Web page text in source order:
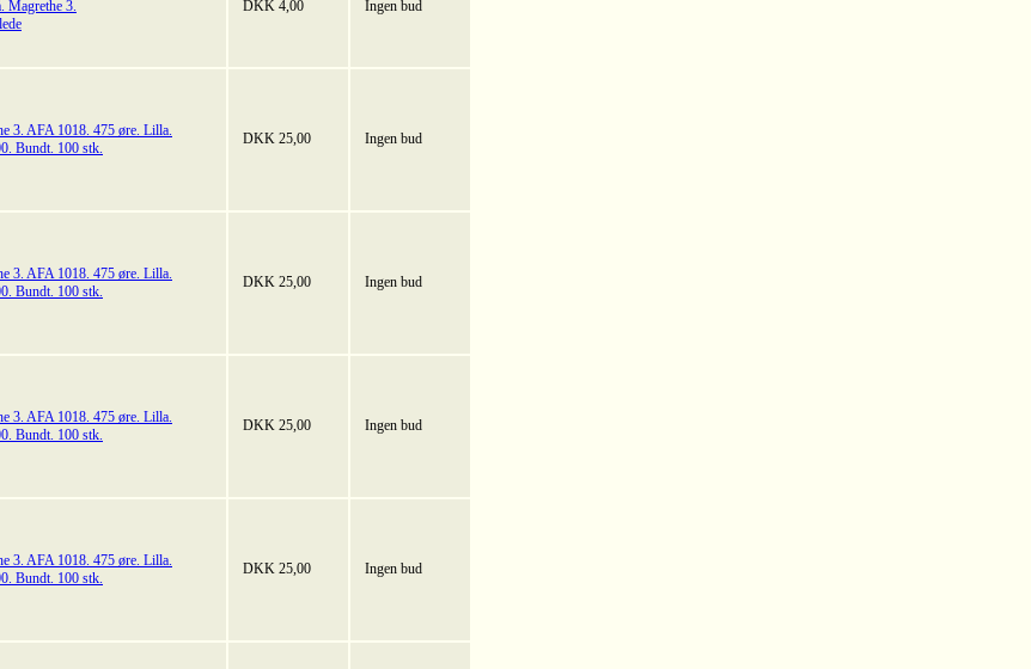
Magrethe 3.
DKK 4,00 Ingen bud
3. AFA 1018. 475 øre. Lilla.
Bundt. 100 stk.
DKK 25,00 Ingen bud
3. AFA 1018. 475 øre. Lilla.
Bundt. 100 stk.
DKK 25,00 Ingen bud
3. AFA 1018. 475 øre. Lilla.
Bundt. 100 stk.
DKK 25,00 Ingen bud
3. AFA 1018. 475 øre. Lilla.
Bundt. 100 stk.
DKK 25,00 Ingen bud